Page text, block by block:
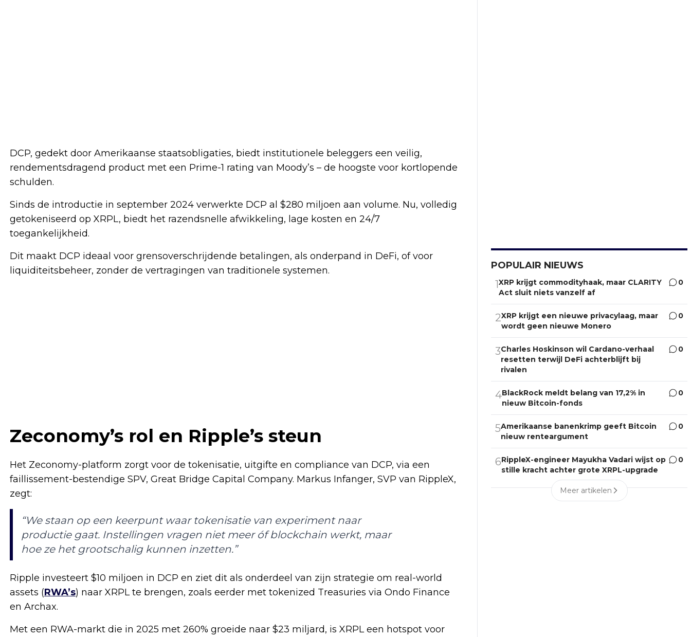
DCP, gedekt door Amerikaanse staatsobligaties, biedt institutionele beleggers een veilig,
rendementsdragend product met een Prime-1 rating van Moody’s – de hoogste voor kortlopende
schulden.
Sinds de introductie in september 2024 verwerkte DCP al $280 miljoen aan volume. Nu, volledig
getokeniseerd op XRPL, biedt het razendsnelle afwikkeling, lage kosten en 24/7
toegankelijkheid.
Dit maakt DCP ideaal voor grensoverschrijdende betalingen, als onderpand in DeFi, of voor
liquiditeitsbeheer, zonder de vertragingen van traditionele systemen.
Zeconomy’s rol en Ripple’s steun
Het Zeconomy-platform zorgt voor de tokenisatie, uitgifte en compliance van DCP, via een
faillissement-bestendige SPV, Great Bridge Capital Company. Markus Infanger, SVP van RippleX,
zegt:
“We staan op een keerpunt waar tokenisatie van experiment naar
productie gaat. Instellingen vragen niet meer óf blockchain werkt, maar
hoe ze het grootschalig kunnen inzetten.”
Ripple investeert $10 miljoen in DCP en ziet dit als onderdeel van zijn strategie om real-world
assets (RWA’s) naar XRPL te brengen, zoals eerder met tokenized Treasuries via Ondo Finance
en Archax.
Met een RWA-markt die in 2025 met 260% groeide naar $23 miljard, is XRPL een hotspot voor
POPULAIR NIEUWS
1XRP krijgt commodityhaak, maar CLARITY
Act sluit niets vanzelf af
0
2XRP krijgt een nieuwe privacylaag, maar
wordt geen nieuwe Monero
0
3Charles Hoskinson wil Cardano-verhaal
resetten terwijl DeFi achterblijft bij
rivalen
0
4BlackRock meldt belang van 17,2% in
nieuw Bitcoin-fonds
0
5Amerikaanse banenkrimp geeft Bitcoin
nieuw renteargument
0
6RippleX-engineer Mayukha Vadari wijst op
stille kracht achter grote XRPL-upgrade
0
Meer artikelen